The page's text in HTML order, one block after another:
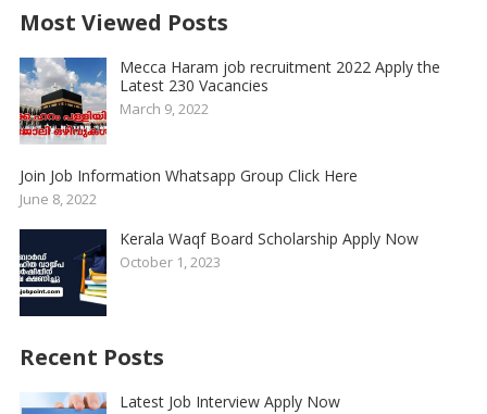
Most Viewed Posts
Mecca Haram job recruitment 2022 Apply the
Latest 230 Vacancies
March 9, 2022
Join Job Information Whatsapp Group Click Here
June 8, 2022
Kerala Waqf Board Scholarship Apply Now
October 1, 2023
Recent Posts
Latest Job Interview Apply Now